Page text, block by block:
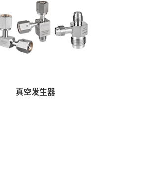
真空发生器